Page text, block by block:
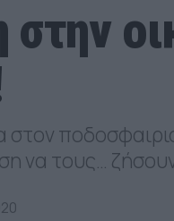
να τους…